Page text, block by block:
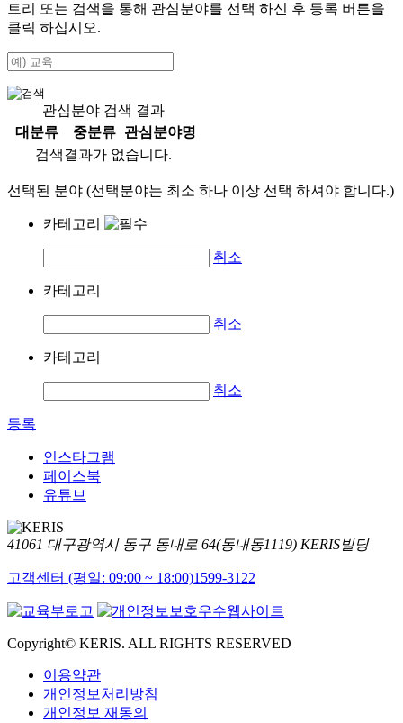
트리 또는 검색을 통해 관심분야를 선택 하신 후 등록 버튼을
클릭 하십시오.
관심분야 검색 결과
대분류
중분류
관심분야명
검색결과가 없습니다.
선택된 분야 (선택분야는 최소 하나 이상 선택 하셔야 합니다.)
카테고리
취소
카테고리
취소
카테고리
취소
등록
인스타그램
페이스북
유튜브
41061 대구광역시 동구 동내로 64(동내동1119) KERIS빌딩
고객센터 (평일: 09:00 ~ 18:00)1599-3122
Copyright© KERIS. ALL RIGHTS RESERVED
이용약관
개인정보처리방침
개인정보 재동의